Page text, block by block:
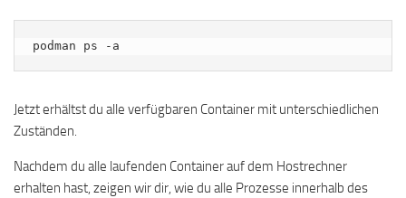
podman ps -a
Jetzt erhältst du alle verfügbaren Container mit unterschiedlichen
Zuständen.
Nachdem du alle laufenden Container auf dem Hostrechner
erhalten hast, zeigen wir dir, wie du alle Prozesse innerhalb des